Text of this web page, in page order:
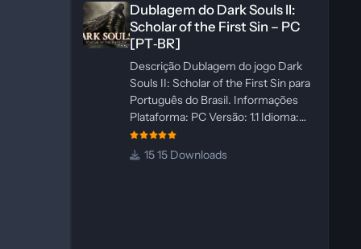
Dublagem do Dark Souls II:
Scholar of the First Sin – PC
[PT‑BR]
Descrição Dublagem do jogo Dark
Souls II: Scholar of the First Sin para
Português do Brasil. Informações
Plataforma: PC Versão: 1.1 Idioma:
Português‑BR Versão Suportada:
Steam Idioma Suportado: Inglês
15 Downloads